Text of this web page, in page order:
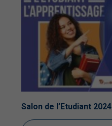
Salon de l’Etudiant 2024